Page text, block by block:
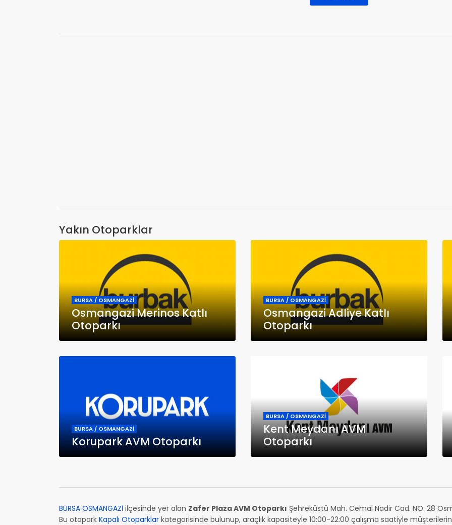
Yakın Otoparklar
BURSA / OSMANGAZİ
Osmangazi Merinos Katlı
Otoparkı
BURSA / OSMANGAZİ
Osmangazi Adliye Katlı
Otoparkı
BURSA / OSMANGAZİ
Korupark AVM Otoparkı
BURSA / OSMANGAZİ
Kent Meydanı AVM
Otoparkı
BURSA OSMANGAZİ ilçesinde yer alan Zafer Plaza AVM Otoparkı Şehreküstü Mah. Cemal Nadir Cad. NO: 28
Bu otopark Kapalı Otoparklar kategorisinde bulunup, araçlık kapasiteyle 10:00-22:00 çalışma saatiyle